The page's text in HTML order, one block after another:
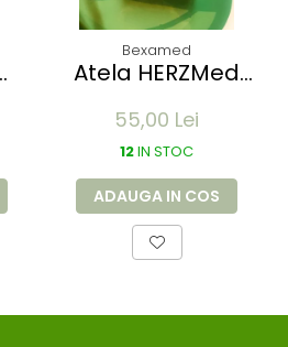
Bexamed
Atela HERZMed
membre -
refolosibila,
impermeabila,
radio-
transparenta -
rola 50x11 cm
55,00 Lei
12IN STOC
ADAUGA IN COS